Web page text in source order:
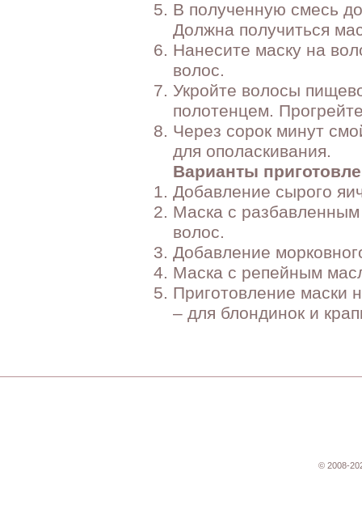
В полученную смесь
Должна получиться
Нанесите маску на
волос.
Укройте волосы
полотенцем.
Через сорок минут
для ополаскивания.
Варианты
Добавление сырого
Маска с
волос.
Добавление
Маска с репейным
Приготовление маски
– для блондинок и
© 2008-